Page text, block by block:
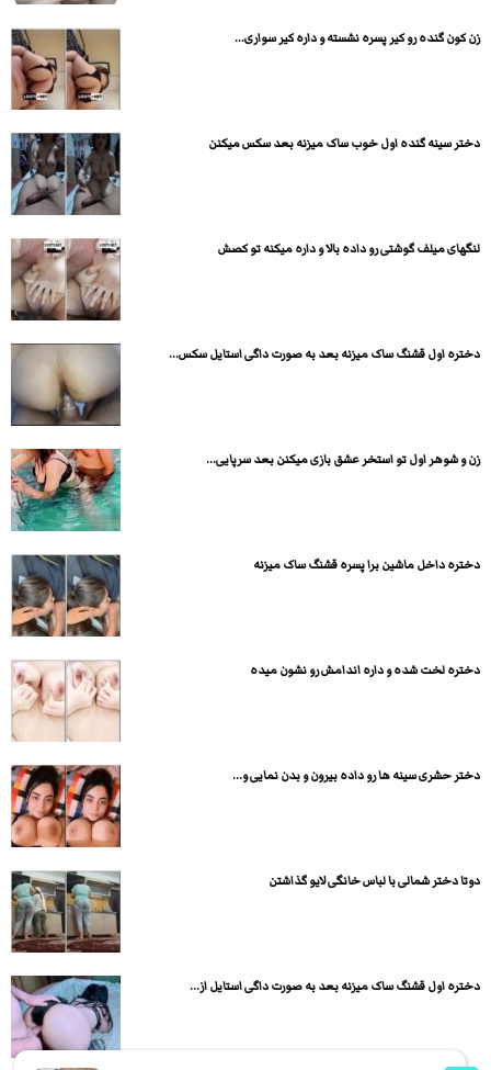
زن کون گنده رو کیر پسره نشسته و داره کیر سواری...
دختر سینه گنده اول خوب ساک میزنه بعد سکس میکنن
لنگهای میلف گوشتی رو داده بالا و داره میکنه تو کصش
دختره اول قشنگ ساک میزنه بعد به صورت داگی استایل سکس...
زن و شوهر اول تو استخر عشق بازی میکنن بعد سرپایی...
دختره داخل ماشین برا پسره قشنگ ساک میزنه
دختره لخت شده و داره اندامش رو نشون میده
دختر حشری سینه ها رو داده بیرون و بدن نمایی و...
دوتا دختر شمالی با لباس خانگی لایو گذاشتن
دختره اول قشنگ ساک میزنه بعد به صورت داگی استایل از...